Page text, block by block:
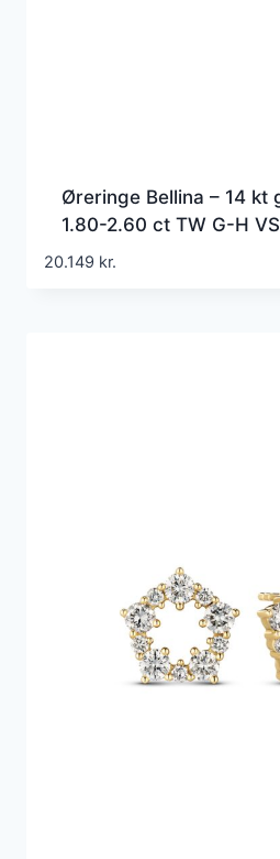
Øreringe Bellina – 14 kt
1.80-2.60 ct TW G-H
diamanter
20.149 kr.